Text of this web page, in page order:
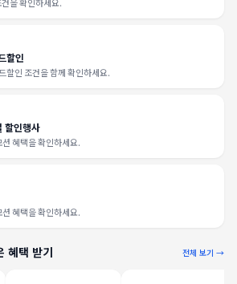
할인
할인 조건을 함께 확인하세요.
할인행사
혜택을 확인하세요.
혜택을 확인하세요.
혜택 받기 전체 보기 →